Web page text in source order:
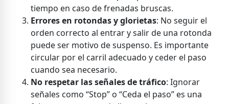
tiempo en caso de frenadas bruscas.
Errores en rotondas y glorietas: No seguir el
orden correcto al entrar y salir de una rotonda
puede ser motivo de suspenso. Es importante
circular por el carril adecuado y ceder el paso
cuando sea necesario.
No respetar las señales de tráfico: Ignorar
señales como “Stop” o “Ceda el paso” es una